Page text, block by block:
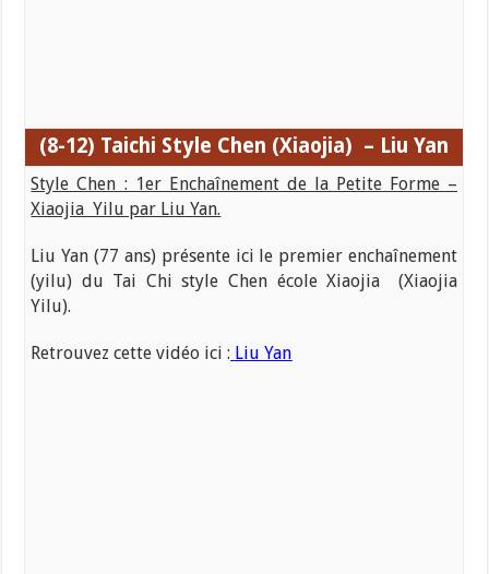
(8-12) Taichi Style Chen (Xiaojia) – Liu Yan
Style Chen : 1er Enchaînement de la Petite Forme –
Xiaojia Yilu par Liu Yan.
Liu Yan (77 ans) présente ici le premier enchaînement
(yilu) du Tai Chi style Chen école Xiaojia (Xiaojia
Yilu).
Retrouvez cette vidéo ici : Liu Yan